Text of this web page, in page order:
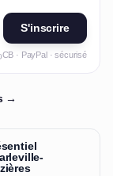
S'inscrire
CB · PayPal · sécurisé
→